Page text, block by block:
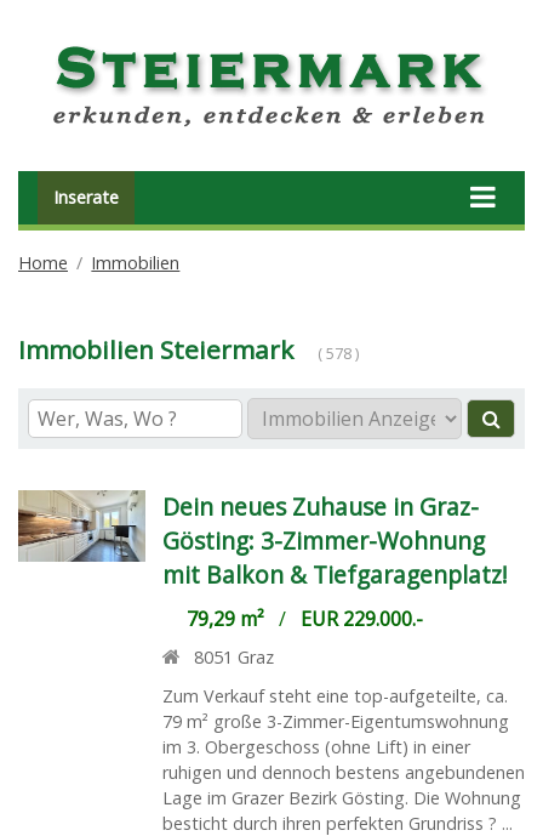
Inserate
Home Immobilien
Immobilien Steiermark ( 578 )
Dein neues Zuhause in Graz-
Gösting: 3-Zimmer-Wohnung
mit Balkon & Tiefgaragenplatz!
79,29 m²/ EUR 229.000.-
8051 Graz
Zum Verkauf steht eine top-aufgeteilte, ca.
79 m² große 3-Zimmer-Eigentumswohnung
im 3. Obergeschoss (ohne Lift) in einer
ruhigen und dennoch bestens angebundenen
Lage im Grazer Bezirk Gösting. Die Wohnung
besticht durch ihren perfekten Grundriss ? ...